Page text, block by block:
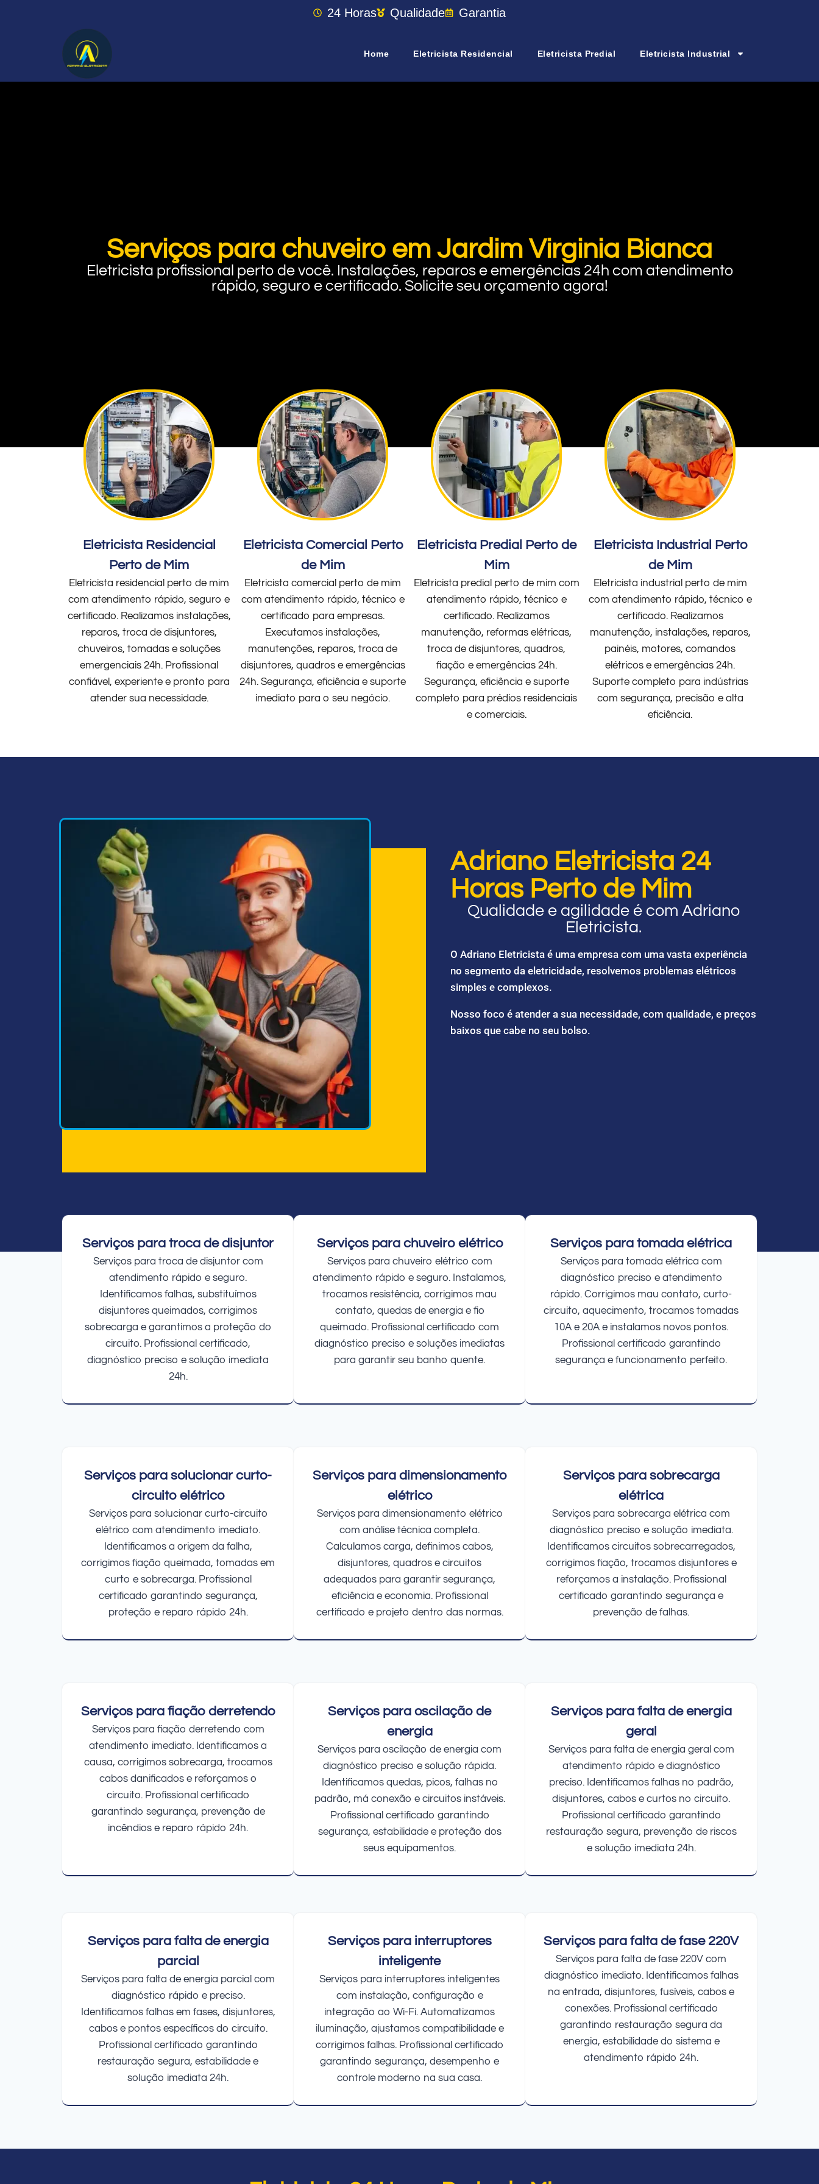
24 Horas Qualidade Garantia
Home Eletricista Residencial Eletricista Predial Eletricista Industrial
Serviços para chuveiro em Jardim Virginia Bianca
Eletricista profissional perto de você. Instalações, reparos e emergências 24h com atendimento
rápido, seguro e certificado. Solicite seu orçamento agora!
Eletricista Residencial
Perto de Mim
Eletricista residencial perto de mim
com atendimento rápido, seguro e
certificado. Realizamos instalações,
reparos, troca de disjuntores,
chuveiros, tomadas e soluções
emergenciais 24h. Profissional
confiável, experiente e pronto para
atender sua necessidade.
Eletricista Comercial Perto
de Mim
Eletricista comercial perto de mim
com atendimento rápido, técnico e
certificado para empresas.
Executamos instalações,
manutenções, reparos, troca de
disjuntores, quadros e emergências
24h. Segurança, eficiência e suporte
imediato para o seu negócio.
Eletricista Predial Perto de
Mim
Eletricista predial perto de mim com
atendimento rápido, técnico e
certificado. Realizamos
manutenção, reformas elétricas,
troca de disjuntores, quadros,
fiação e emergências 24h.
Segurança, eficiência e suporte
completo para prédios residenciais
e comerciais.
Eletricista Industrial Perto
de Mim
Eletricista industrial perto de mim
com atendimento rápido, técnico e
certificado. Realizamos
manutenção, instalações, reparos,
painéis, motores, comandos
elétricos e emergências 24h.
Suporte completo para indústrias
com segurança, precisão e alta
eficiência.
Adriano Eletricista 24
Horas Perto de Mim
Qualidade e agilidade é com Adriano
Eletricista.
O Adriano Eletricista é uma empresa com uma vasta experiência
no segmento da eletricidade, resolvemos problemas elétricos
simples e complexos.
Nosso foco é atender a sua necessidade, com qualidade, e preços
baixos que cabe no seu bolso.
Serviços para troca de disjuntor
Serviços para troca de disjuntor com
atendimento rápido e seguro.
Identificamos falhas, substituímos
disjuntores queimados, corrigimos
sobrecarga e garantimos a proteção do
circuito. Profissional certificado,
diagnóstico preciso e solução imediata
24h.
Serviços para chuveiro elétrico
Serviços para chuveiro elétrico com
atendimento rápido e seguro. Instalamos,
trocamos resistência, corrigimos mau
contato, quedas de energia e fio
queimado. Profissional certificado com
diagnóstico preciso e soluções imediatas
para garantir seu banho quente.
Serviços para tomada elétrica
Serviços para tomada elétrica com
diagnóstico preciso e atendimento
rápido. Corrigimos mau contato, curto-
circuito, aquecimento, trocamos tomadas
10A e 20A e instalamos novos pontos.
Profissional certificado garantindo
segurança e funcionamento perfeito.
Serviços para solucionar curto-
circuito elétrico
Serviços para solucionar curto-circuito
elétrico com atendimento imediato.
Identificamos a origem da falha,
corrigimos fiação queimada, tomadas em
curto e sobrecarga. Profissional
certificado garantindo segurança,
proteção e reparo rápido 24h.
Serviços para dimensionamento
elétrico
Serviços para dimensionamento elétrico
com análise técnica completa.
Calculamos carga, definimos cabos,
disjuntores, quadros e circuitos
adequados para garantir segurança,
eficiência e economia. Profissional
certificado e projeto dentro das normas.
Serviços para sobrecarga
elétrica
Serviços para sobrecarga elétrica com
diagnóstico preciso e solução imediata.
Identificamos circuitos sobrecarregados,
corrigimos fiação, trocamos disjuntores e
reforçamos a instalação. Profissional
certificado garantindo segurança e
prevenção de falhas.
Serviços para fiação derretendo
Serviços para fiação derretendo com
atendimento imediato. Identificamos a
causa, corrigimos sobrecarga, trocamos
cabos danificados e reforçamos o
circuito. Profissional certificado
garantindo segurança, prevenção de
incêndios e reparo rápido 24h.
Serviços para oscilação de
energia
Serviços para oscilação de energia com
diagnóstico preciso e solução rápida.
Identificamos quedas, picos, falhas no
padrão, má conexão e circuitos instáveis.
Profissional certificado garantindo
segurança, estabilidade e proteção dos
seus equipamentos.
Serviços para falta de energia
geral
Serviços para falta de energia geral com
atendimento rápido e diagnóstico
preciso. Identificamos falhas no padrão,
disjuntores, cabos e curtos no circuito.
Profissional certificado garantindo
restauração segura, prevenção de riscos
e solução imediata 24h.
Serviços para falta de energia
parcial
Serviços para falta de energia parcial com
diagnóstico rápido e preciso.
Identificamos falhas em fases, disjuntores,
cabos e pontos específicos do circuito.
Profissional certificado garantindo
restauração segura, estabilidade e
solução imediata 24h.
Serviços para interruptores
inteligente
Serviços para interruptores inteligentes
com instalação, configuração e
integração ao Wi-Fi. Automatizamos
iluminação, ajustamos compatibilidade e
corrigimos falhas. Profissional certificado
garantindo segurança, desempenho e
controle moderno na sua casa.
Serviços para falta de fase 220V
Serviços para falta de fase 220V com
diagnóstico imediato. Identificamos falhas
na entrada, disjuntores, fusíveis, cabos e
conexões. Profissional certificado
garantindo restauração segura da
energia, estabilidade do sistema e
atendimento rápido 24h.